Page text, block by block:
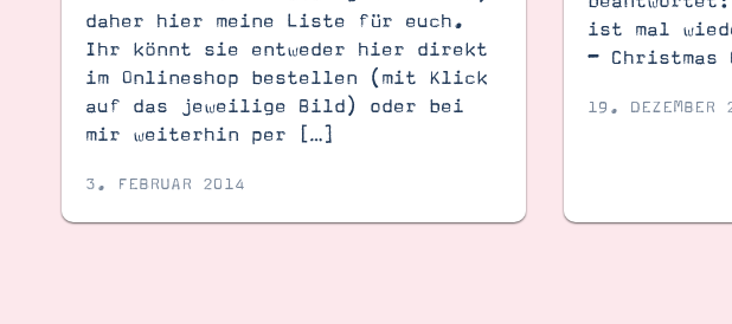
daher hier meine Liste für euch.
Ihr könnt sie entweder hier direkt
im Onlineshop bestellen (mit Klick
auf das jeweilige Bild) oder bei
mir weiterhin per […]
3. FEBRUAR 2014
ist mal
–
19. DEZEMBER